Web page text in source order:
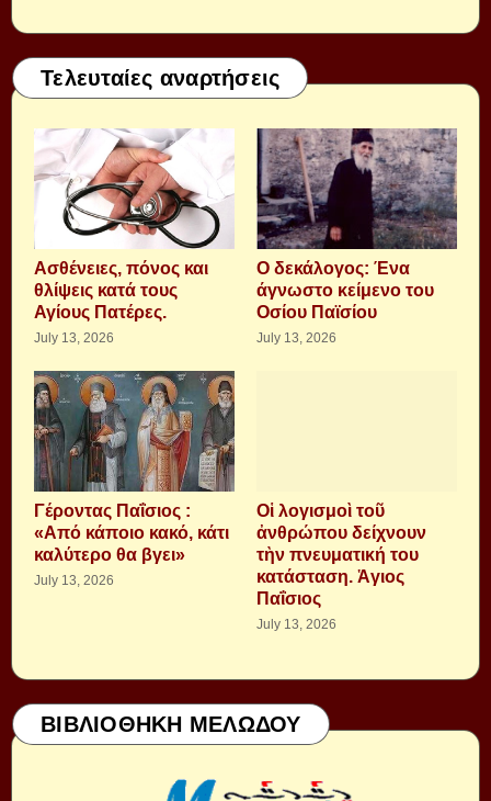
Τελευταίες αναρτήσεις
Aσθένειες, πόνος και
θλίψεις κατά τους
Αγίους Πατέρες.
July 13, 2026
Ο δεκάλογος: Ένα
άγνωστο κείμενο του
Οσίου Παϊσίου
July 13, 2026
Γέροντας Παΐσιος :
«Από κάποιο κακό, κάτι
καλύτερο θα βγει»
July 13, 2026
Οἱ λογισμοὶ τοῦ
ἀνθρώπου δείχνουν
τὴν πνευματική του
κατάσταση. Ἁγιος
Παΐσιος
July 13, 2026
ΒΙΒΛΙΟΘΗΚΗ ΜΕΛΩΔΟΥ